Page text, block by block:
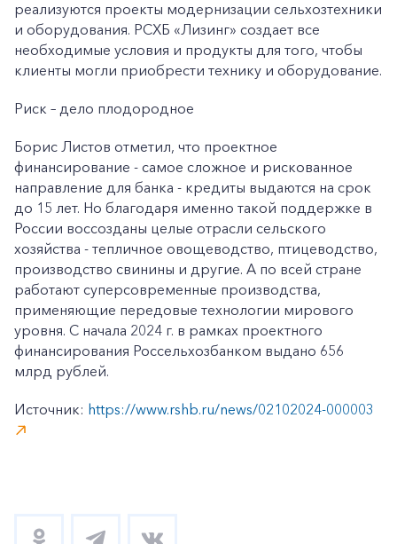
+7-800-700-24-57
Заказать обратный звонок
Частным клиентам
Корпоративным клиентам
реализуются проекты модернизации сельхозтехники
и оборудования. РСХБ «Лизинг» создает все
необходимые условия и продукты для того, чтобы
клиенты могли приобрести технику и оборудование.
Риск – дело плодородное
Борис Листов отметил, что проектное
финансирование - самое сложное и рискованное
направление для банка - кредиты выдаются на срок
до 15 лет. Но благодаря именно такой поддержке в
России воссозданы целые отрасли сельского
хозяйства - тепличное овощеводство, птицеводство,
производство свинины и другие. А по всей стране
работают суперсовременные производства,
применяющие передовые технологии мирового
уровня. С начала 2024 г. в рамках проектного
финансирования Россельхозбанком выдано 656
млрд рублей.
Источник: https://www.rshb.ru/news/02102024-000003